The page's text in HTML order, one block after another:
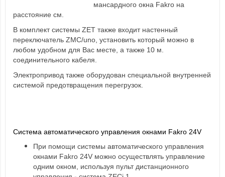
мансардного окна Fakro на
расстояние см.
В комплект системы ZET также входит настенный
переключатель ZMC/uno, установить который можно в
любом удобном для Вас месте, а также 10 м.
соединительного кабеля.
Электропривод также оборудован специальной внутренней
системой предотвращения перегрузок.
Система автоматического управления окнами Fakro 24V
При помощи системы автоматического управления
окнами Fakro 24V можно осуществлять управление
одним окном, используя пульт дистанционного